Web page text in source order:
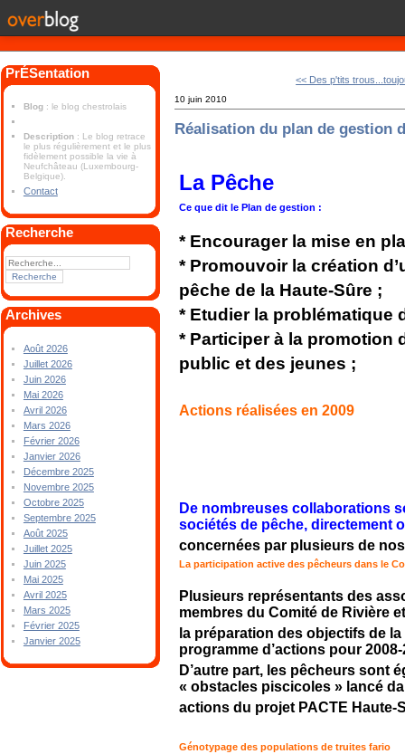
PrÉSentation
Blog : le blog chestrolais
Description : Le blog retrace
le plus régulièrement et le plus
fidèlement possible la vie à
Neufchâteau (Luxembourg-
Belgique).
Contact
Recherche
Archives
Août 2026
Juillet 2026
Juin 2026
Mai 2026
Avril 2026
Mars 2026
Février 2026
Janvier 2026
Décembre 2025
Novembre 2025
Octobre 2025
Septembre 2025
Août 2025
Juillet 2025
Juin 2025
Mai 2025
Avril 2025
Mars 2025
Février 2025
Janvier 2025
<< Des p'tits
10 juin 2010
Réalisation du plan de gestion
La Pêche
Ce que dit le Plan de gestion :
* Encourager la mise en
* Promouvoir la création
pêche de la Haute-Sûre ;
* Etudier la problématique
* Participer à la promotion
public et des jeunes ;
Actions réalisées en 2009
De nombreuses collaborations
sociétés de pêche, directement
concernées par plusieurs de
La participation active des pêcheurs dans le
Plusieurs représentants des
membres du Comité de Rivière
la préparation des objectifs de
programme d’actions pour 2008-
D’autre part, les pêcheurs sont
« obstacles piscicoles » lancé
actions du projet PACTE Haute-
Génotypage des populations de truites fario